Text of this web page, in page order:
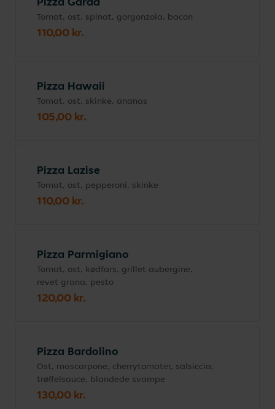
Tomat, ost, spinat, gorgonzola, bacon
110,00 kr.
Pizza Hawaii
Tomat, ost, skinke, ananas
105,00 kr.
Pizza Lazise
Tomat, ost, pepperoni, skinke
110,00 kr.
Pizza Parmigiano
Tomat, ost, kødfars, grillet aubergine,
revet grana, pesto
120,00 kr.
Pizza Bardolino
Ost, mascarpone, cherrytomater, salsiccia,
trøffelsauce, blandede svampe
130,00 kr.